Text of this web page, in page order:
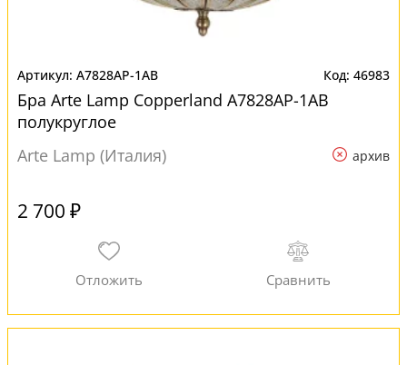
A7828AP-1AB 46983
Бра Arte Lamp Copperland A7828AP-1AB
полукруглое
Arte Lamp (Италия)
архив
2 700 ₽